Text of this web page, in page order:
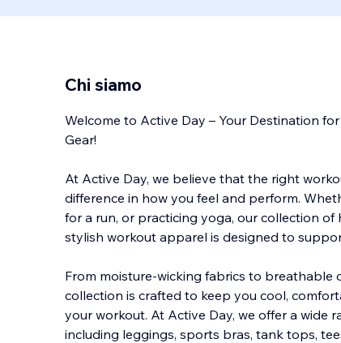
Chi siamo
Welcome to Active Day – Your Destination
Gear!
At Active Day, we believe that the right
difference in how you feel and perform.
for a run, or practicing yoga, our collection
stylish workout apparel is designed to
From moisture-wicking fabrics to breathable
collection is crafted to keep you cool,
your workout. At Active Day, we offer a wide
including leggings, sports bras, tank tops,